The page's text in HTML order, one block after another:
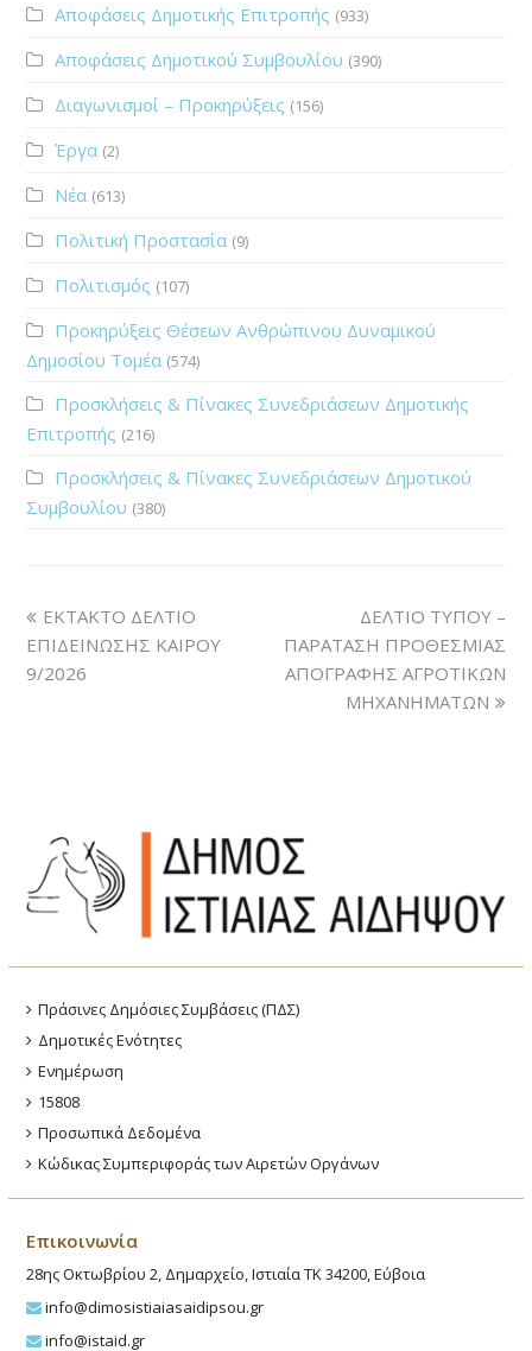
Αποφάσεις Δημοτικής Επιτροπής (933)
Αποφάσεις Δημοτικού Συμβουλίου (390)
Διαγωνισμοί – Προκηρύξεις (156)
Έργα (2)
Νέα (613)
Πολιτική Προστασία (9)
Πολιτισμός (107)
Προκηρύξεις Θέσεων Ανθρώπινου Δυναμικού
Δημοσίου Τομέα (574)
Προσκλήσεις & Πίνακες Συνεδριάσεων Δημοτικής
Επιτροπής (216)
Προσκλήσεις & Πίνακες Συνεδριάσεων Δημοτικού
Συμβουλίου (380)
ΕΚΤΑΚΤΟ ΔΕΛΤΙΟ
ΕΠΙΔΕΙΝΩΣΗΣ ΚΑΙΡΟΥ
9/2026
ΔΕΛΤΙΟ ΤΥΠΟΥ –
ΠΑΡΑΤΑΣΗ ΠΡΟΘΕΣΜΙΑΣ
ΑΠΟΓΡΑΦΗΣ ΑΓΡΟΤΙΚΩΝ
ΜΗΧΑΝΗΜΑΤΩΝ
Πράσινες Δημόσιες Συμβάσεις (ΠΔΣ)
Δημοτικές Ενότητες
Ενημέρωση
15808
Προσωπικά Δεδομένα
Κώδικας Συμπεριφοράς των Αιρετών Οργάνων
Επικοινωνία
28ης Οκτωβρίου 2, Δημαρχείο, Ιστιαία ΤΚ 34200, Εύβοια
info@dimosistiaiasaidipsou.gr
info@istaid.gr